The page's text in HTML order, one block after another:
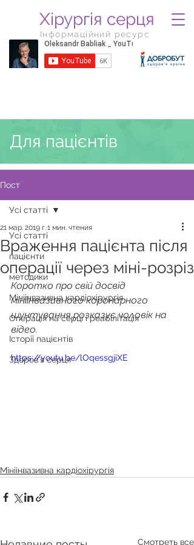
Хірургія серця
Інформаційний ресурс
Для пацієнтів
Пост
Усі статті
пацієнти
методики
Мініінвазивна кардіохірургія
Операція на серці і реабілітація
Історії пацієнтів
Здоров'я серця
Усі статті
Враження пацієнта після
операції через міні-розріз
21 мар. 2019 г.1 мин. чтения
Коротко про свій досвід
мініінвазивного коронарного
шунтування розказує чоловік на
відео.
https://youtu.be/lOqessgjiXE
Мініінвазивна кардіохірургія
Смотреть все